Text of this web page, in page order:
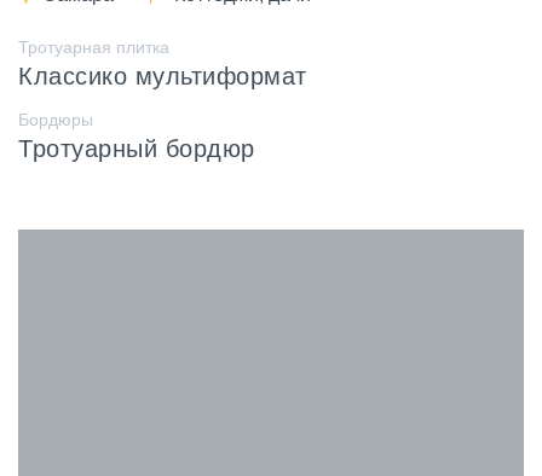
Тротуарная плитка
Классико мультиформат
Бордюры
Тротуарный бордюр